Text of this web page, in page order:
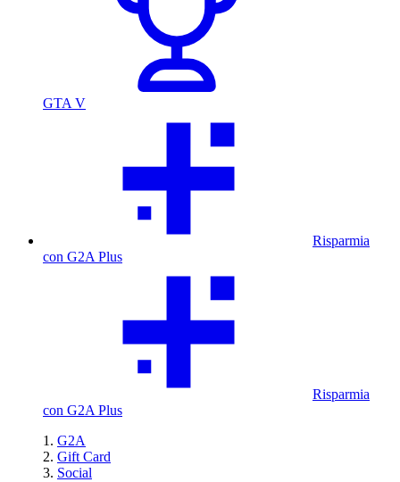
GTA V
Risparmia
con G2A Plus
Risparmia
con G2A Plus
G2A
Gift Card
Social